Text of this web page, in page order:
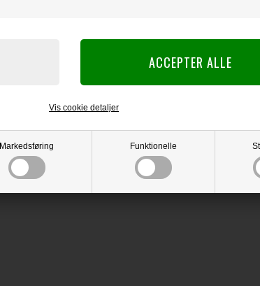
Markedsføring Funktionelle
Vis cookie detaljer